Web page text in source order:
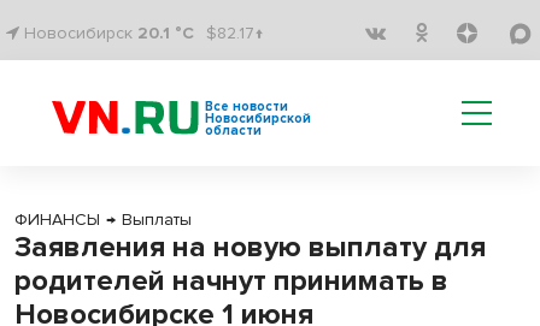
Новосибирск 20.1 °C $82.17↑
Все новости
Новосибирской
области
ФИНАНСЫ → Выплаты
Заявления на новую выплату для
родителей начнут принимать в
Новосибирске 1 июня